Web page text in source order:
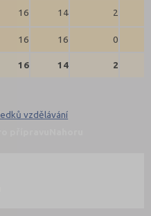
16 14 2
16 16 0
16 14 2
vzdělávání